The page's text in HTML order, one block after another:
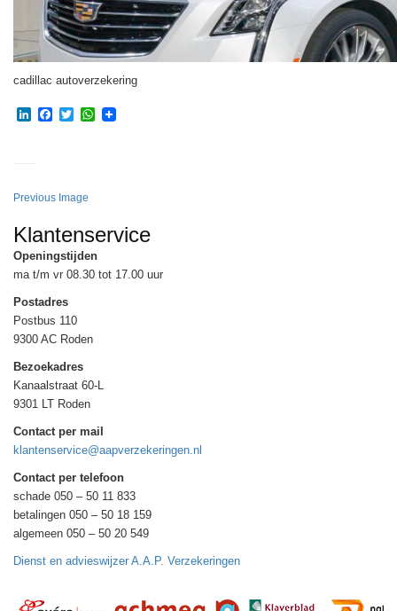
cadillac autoverzekering
LinkedIn
Facebook
TwitterWhatsApp
Previous Image
Klantenservice
Openingstijden
ma t/m vr 08.30 tot 17.00 uur
Postadres
Postbus 110
9300 AC Roden
Bezoekadres
Kanaalstraat 60-L
9301 LT Roden
Contact per mail
klantenservice@aapverzekeringen.nl
Contact per telefoon
schade 050 – 50 11 833
betalingen 050 – 50 18 159
algemeen 050 – 50 20 549
Dienst en advieswijzer A.A.P. Verzekeringen